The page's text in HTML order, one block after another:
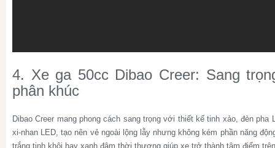
4. Xe ga 50cc Dibao Creer: Sang
phân khúc
Dibao Creer mang phong cách sang trọng với thiết kế tinh xảo, đèn
xi-nhan LED, tạo nên vẻ ngoài lộng lẫy nhưng không kém phần năng
trắng tinh khôi hay xanh đậm thời thượng giúp xe trở thành tâm điểm